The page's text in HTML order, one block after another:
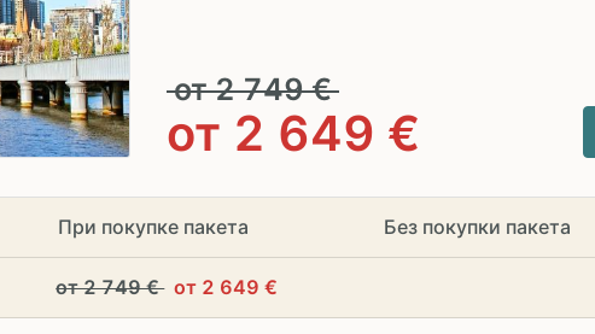
от2 749€
от 2 649 €
При покупке пакета Без покупки пакета
от 2 749 €от 2 649 €